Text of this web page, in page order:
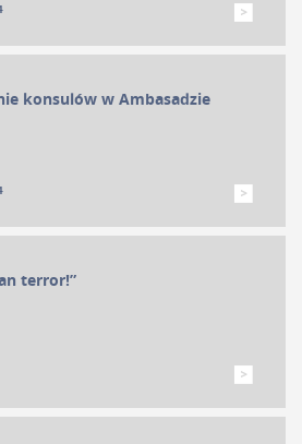
UA
konsulów w Ambasadzie
terror!”